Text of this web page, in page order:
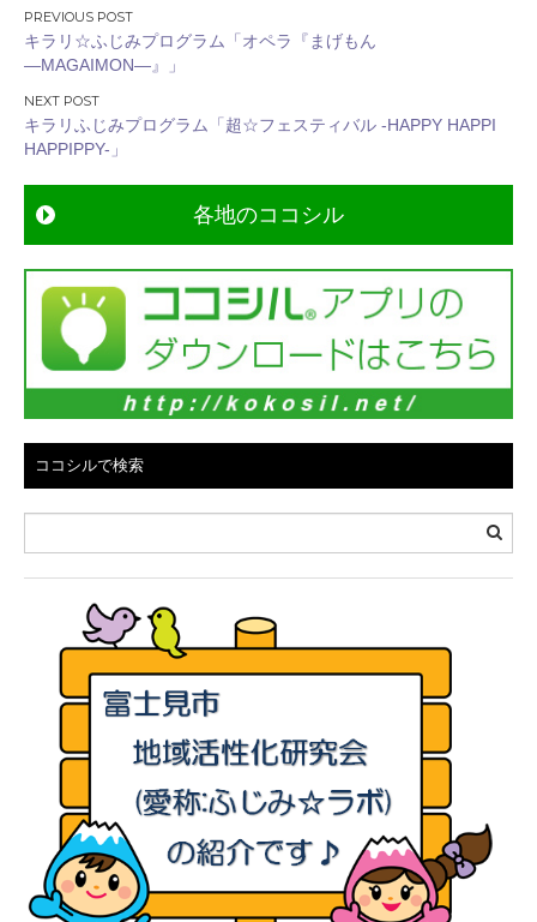
投
稿
ナ
ビ
ゲ
シ
ョ
ン
キラリ☆ふじみプログラム「オペラ『まげもん
―MAGAIMON―』」
キラリふじみプログラム「超☆フェスティバル -HAPPY HAPPI
HAPPIPPY-」
各地のココシル
ココシルで検索